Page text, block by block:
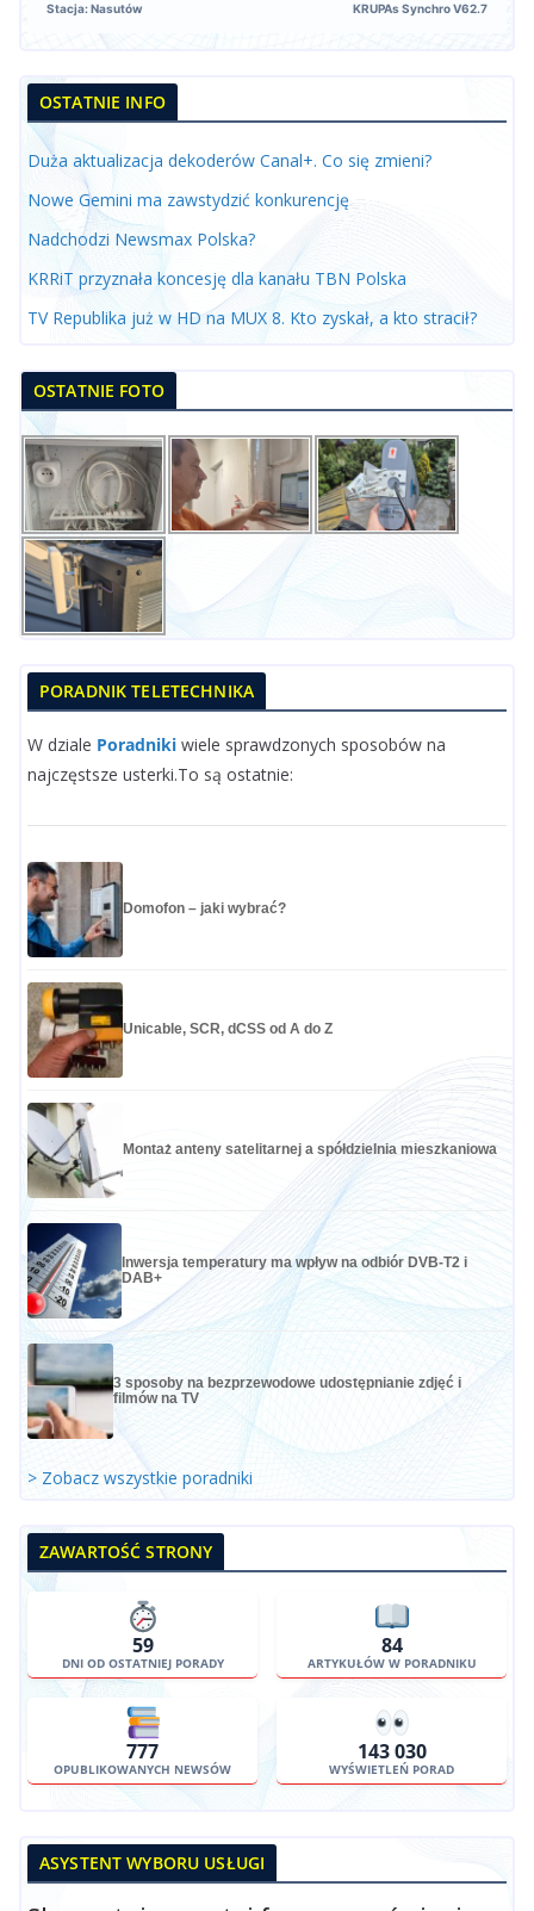
Stacja: Nasutów KRUPAs Synchro V62.7
OSTATNIE INFO
Duża aktualizacja dekoderów Canal+. Co się zmieni?
Nowe Gemini ma zawstydzić konkurencję
Nadchodzi Newsmax Polska?
KRRiT przyznała koncesję dla kanału TBN Polska
TV Republika już w HD na MUX 8. Kto zyskał, a kto stracił?
OSTATNIE FOTO
PORADNIK TELETECHNIKA
W dziale Poradniki wiele sprawdzonych sposobów na
najczęstsze usterki.To są ostatnie:
Domofon – jaki wybrać?
Unicable, SCR, dCSS od A do Z
Montaż anteny satelitarnej a spółdzielnia mieszkaniowa
Inwersja temperatury ma wpływ na odbiór DVB-T2 i
DAB+
3 sposoby na bezprzewodowe udostępnianie zdjęć i
filmów na TV
> Zobacz wszystkie poradniki
ZAWARTOŚĆ STRONY
59
DNI OD OSTATNIEJ PORADY
84
ARTYKUŁÓW W PORADNIKU
777
OPUBLIKOWANYCH NEWSÓW
143 030
WYŚWIETLEŃ PORAD
ASYSTENT WYBORU USŁUGI